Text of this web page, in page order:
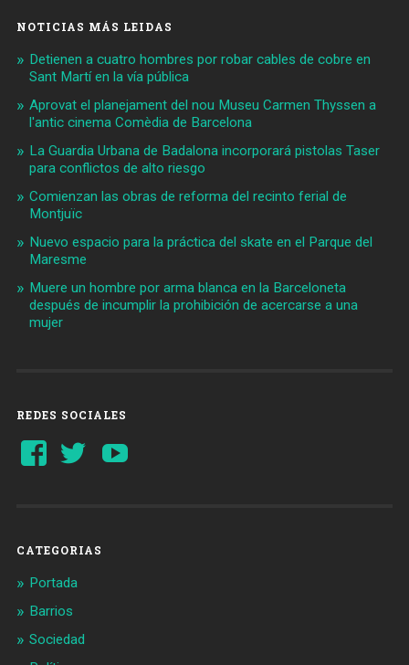
NOTICIAS MÁS LEIDAS
Detienen a cuatro hombres por robar cables de cobre en
Sant Martí en la vía pública
Aprovat el planejament del nou Museu Carmen Thyssen a
l'antic cinema Comèdia de Barcelona
La Guardia Urbana de Badalona incorporará pistolas Taser
para conflictos de alto riesgo
Comienzan las obras de reforma del recinto ferial de
Montjuïc
Nuevo espacio para la práctica del skate en el Parque del
Maresme
Muere un hombre por arma blanca en la Barceloneta
después de incumplir la prohibición de acercarse a una
mujer
REDES SOCIALES
Ver
perfil
Ver
perfil
CATEGORIAS
Portada
Barrios
Sociedad